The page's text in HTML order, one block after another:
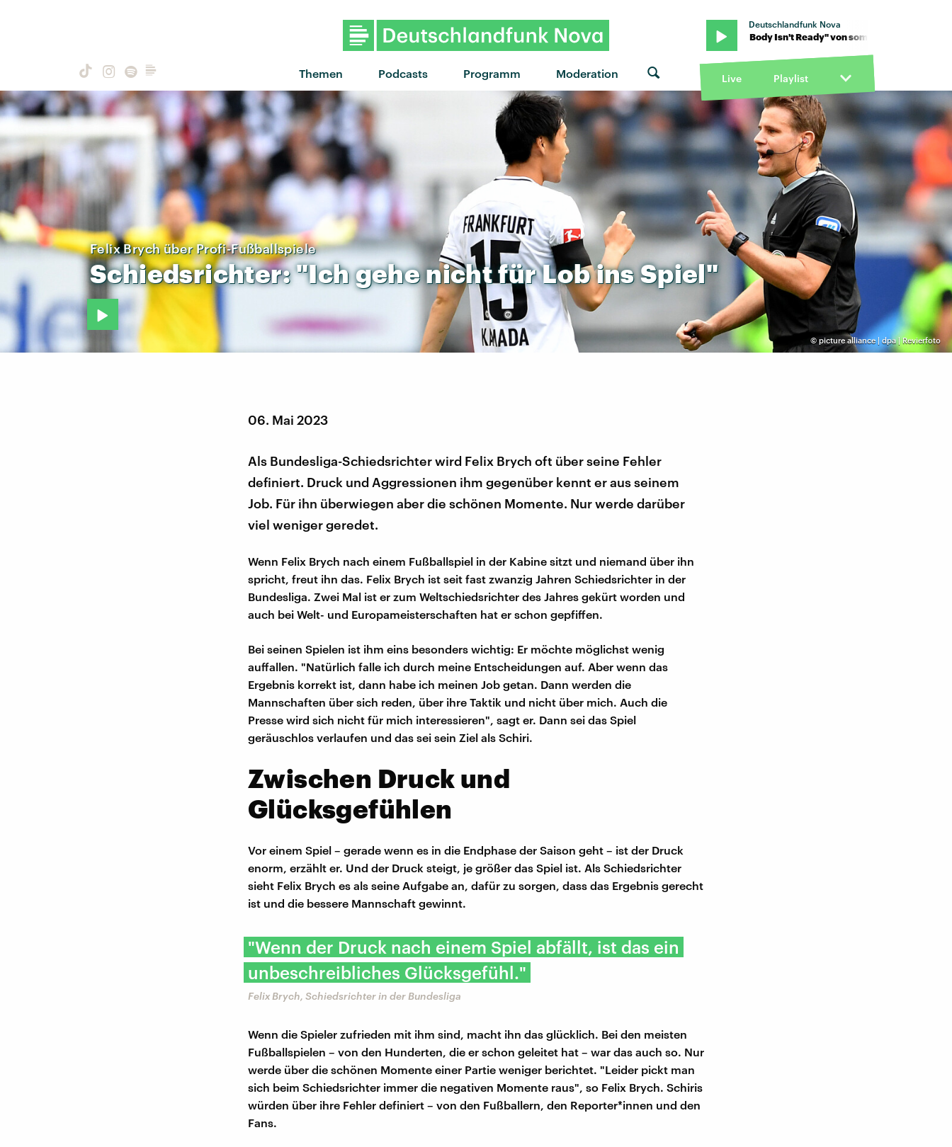
Themen Podcasts Programm Moderation
Deutschlandfunk Nova
"My Body Isn't Ready" von sombr · "My Body Isn't Ready" von sombr · "My Body Isn't Ready"
Live Playlist
© picture alliance | dpa | Revierfoto
Felix Brych über Profi-Fußballspiele
Schiedsrichter:"IchgehenichtfürLobinsSpiel"
06. Mai 2023
Als Bundesliga-Schiedsrichter wird Felix Brych oft über seine Fehler
definiert. Druck und Aggressionen ihm gegenüber kennt er aus seinem
Job. Für ihn überwiegen aber die schönen Momente. Nur werde darüber
viel weniger geredet.
Wenn Felix Brych nach einem Fußballspiel in der Kabine sitzt und niemand über ihn
spricht, freut ihn das. Felix Brych ist seit fast zwanzig Jahren Schiedsrichter in der
Bundesliga. Zwei Mal ist er zum Weltschiedsrichter des Jahres gekürt worden und
auch bei Welt- und Europameisterschaften hat er schon gepfiffen.
Bei seinen Spielen ist ihm eins besonders wichtig: Er möchte möglichst wenig
auffallen. "Natürlich falle ich durch meine Entscheidungen auf. Aber wenn das
Ergebnis korrekt ist, dann habe ich meinen Job getan. Dann werden die
Mannschaften über sich reden, über ihre Taktik und nicht über mich. Auch die
Presse wird sich nicht für mich interessieren", sagt er. Dann sei das Spiel
geräuschlos verlaufen und das sei sein Ziel als Schiri.
Zwischen Druck und
Glücksgefühlen
Vor einem Spiel – gerade wenn es in die Endphase der Saison geht – ist der Druck
enorm, erzählt er. Und der Druck steigt, je größer das Spiel ist. Als Schiedsrichter
sieht Felix Brych es als seine Aufgabe an, dafür zu sorgen, dass das Ergebnis gerecht
ist und die bessere Mannschaft gewinnt.
"Wenn der Druck nach einem Spiel abfällt, ist das ein
unbeschreibliches Glücksgefühl."
Felix Brych, Schiedsrichter in der Bundesliga
Wenn die Spieler zufrieden mit ihm sind, macht ihn das glücklich. Bei den meisten
Fußballspielen – von den Hunderten, die er schon geleitet hat – war das auch so. Nur
werde über die schönen Momente einer Partie weniger berichtet. "Leider pickt man
sich beim Schiedsrichter immer die negativen Momente raus", so Felix Brych. Schiris
würden über ihre Fehler definiert – von den Fußballern, den Reporter*innen und den
Fans.